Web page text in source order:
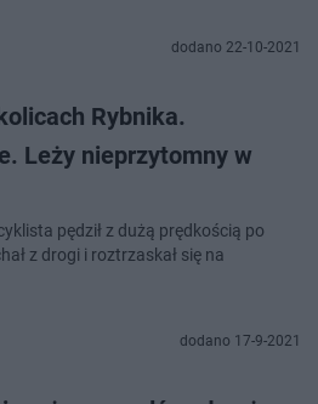
dodano 22-10-2021
Rybnika.
Leży nieprzytomny w
pędził z dużą prędkością po
z drogi i roztrzaskał się na
dodano 17-9-2021